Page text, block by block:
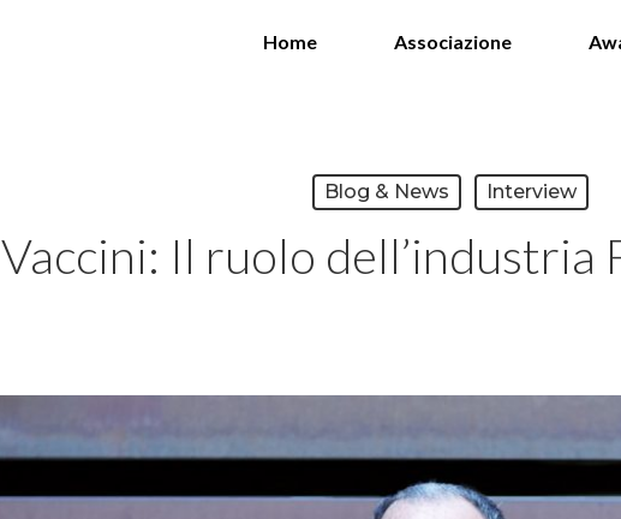
Home Associazione
Blog & News Interview
Vaccini: Il ruolo dell’industria